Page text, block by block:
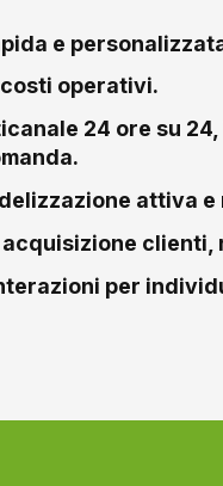
e
operativi.
24 ore su
attiva
per